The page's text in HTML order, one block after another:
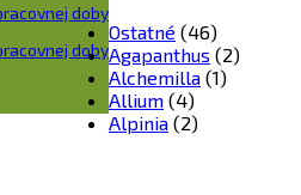
doby
doby
Ostatné (46)
Agapanthus (2)
Alchemilla (1)
Allium (4)
Alpinia (2)